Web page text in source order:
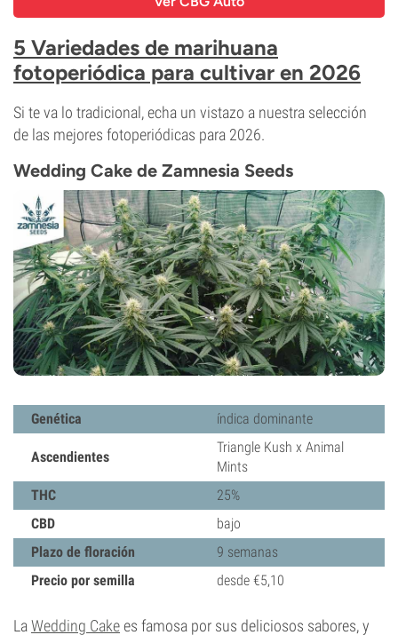
5 Variedades de marihuana
fotoperiódica para cultivar en 2026
Si te va lo tradicional, echa un vistazo a nuestra selección
de las mejores fotoperiódicas para 2026.
Wedding Cake de Zamnesia Seeds
Genética índica dominante
Ascendientes
Triangle Kush x Animal
Mints
THC
25%
CBD
bajo
Plazo de floración
9 semanas
Precio por semilla
desde €5,10
LaWedding Cakees famosa por sus deliciosos sabores, y